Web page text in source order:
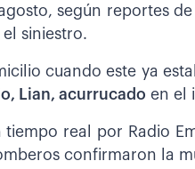
según reportes
siniestro.
cuando este ya
Lian, acurrucado en el
real por Radio
confirmaron la